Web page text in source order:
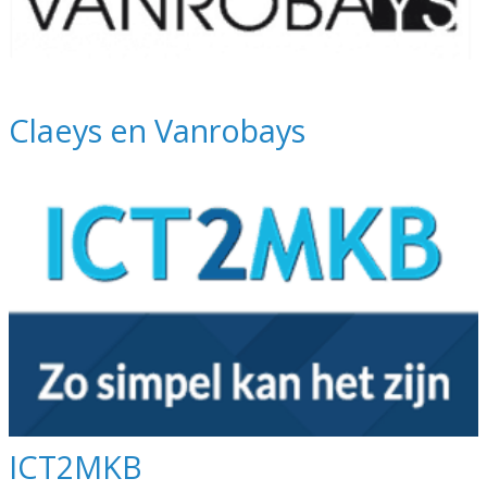
Claeys en Vanrobays
ICT2MKB